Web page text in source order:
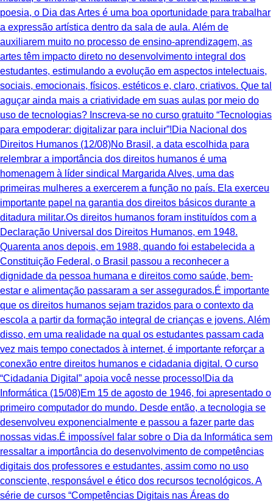
poesia, o Dia das Artes é uma boa oportunidade para trabalhar
a expressão artística dentro da sala de aula. Além de
auxiliarem muito no processo de ensino-aprendizagem, as
artes têm impacto direto no desenvolvimento integral dos
estudantes, estimulando a evolução em aspectos intelectuais,
sociais, emocionais, físicos, estéticos e, claro, criativos. ‍Que tal
aguçar ainda mais a criatividade em suas aulas por meio do
uso de tecnologias? Inscreva-se no curso gratuito “Tecnologias
para empoderar: digitalizar para incluir”!Dia Nacional dos
Direitos Humanos (12/08)No Brasil, a data escolhida para
relembrar a importância dos direitos humanos é uma
homenagem à líder sindical Margarida Alves, uma das
primeiras mulheres a exercerem a função no país. Ela exerceu
importante papel na garantia dos direitos básicos durante a
ditadura militar.Os direitos humanos foram instituídos com a
Declaração Universal dos Direitos Humanos, em 1948.
Quarenta anos depois, em 1988, quando foi estabelecida a
Constituição Federal, o Brasil passou a reconhecer a
dignidade da pessoa humana e direitos como saúde, bem-
estar e alimentação passaram a ser assegurados.É importante
que os direitos humanos sejam trazidos para o contexto da
escola a partir da formação integral de crianças e jovens. Além
disso, em uma realidade na qual os estudantes passam cada
vez mais tempo conectados à internet, é importante reforçar a
conexão entre direitos humanos e cidadania digital. O curso
“Cidadania Digital” apoia você nesse processo!Dia da
Informática (15/08)Em 15 de agosto de 1946, foi apresentado o
primeiro computador do mundo. Desde então, a tecnologia se
desenvolveu exponencialmente e passou a fazer parte das
nossas vidas.É impossível falar sobre o Dia da Informática sem
ressaltar a importância do desenvolvimento de competências
digitais dos professores e estudantes, assim como no uso
consciente, responsável e ético dos recursos tecnológicos. A
série de cursos “Competências Digitais nas Áreas do